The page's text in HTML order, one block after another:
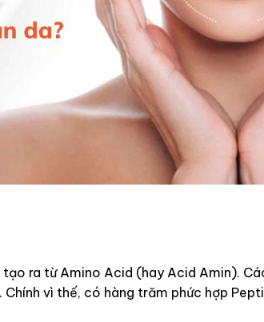
ra từ Amino Acid (hay Acid Amin).
vì thế, có hàng trăm phức hợp